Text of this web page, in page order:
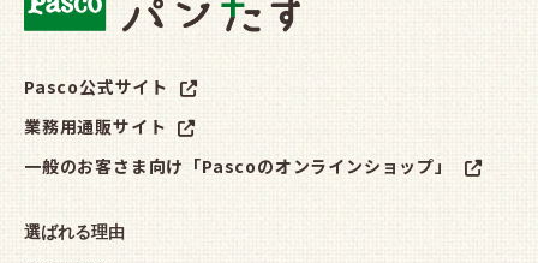
Pasco公式サイト
業務用通販サイト
一般のお客さま向け「Pascoのオンラインショップ」
選ばれる理由